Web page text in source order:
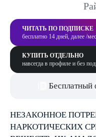
ЧИТАТЬ ПО ПОДПИСКЕ
бесплатно 14 дней, далее /мес
КУПИТЬ ОТДЕЛЬНО
навсегда в профиле и без
Бесплатный
НЕЗАКОННОЕ
НАРКОТИЧЕСКИХ